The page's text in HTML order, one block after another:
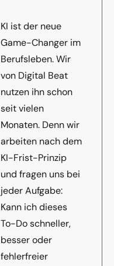
KI ist der neue
Game-Changer im
Berufsleben. Wir
von Digital Beat
nutzen ihn schon
seit vielen
Monaten. Denn wir
arbeiten nach dem
KI-Frist-Prinzip
und fragen uns bei
jeder Aufgabe:
Kann ich dieses
To-Do schneller,
besser oder
fehlerfreier